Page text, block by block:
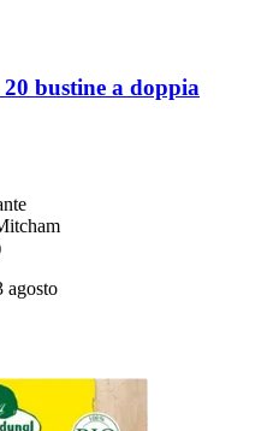
bustine a doppia
agosto